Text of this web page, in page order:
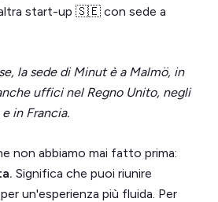
start-up 🇸🇪 con sede a
la sede di Minut è a Malmö, in
uffici nel Regno Unito, negli
in Francia.
non abbiamo mai fatto prima:
Significa che puoi riunire
un'esperienza più fluida. Per